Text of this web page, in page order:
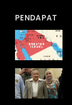
PENDAPAT